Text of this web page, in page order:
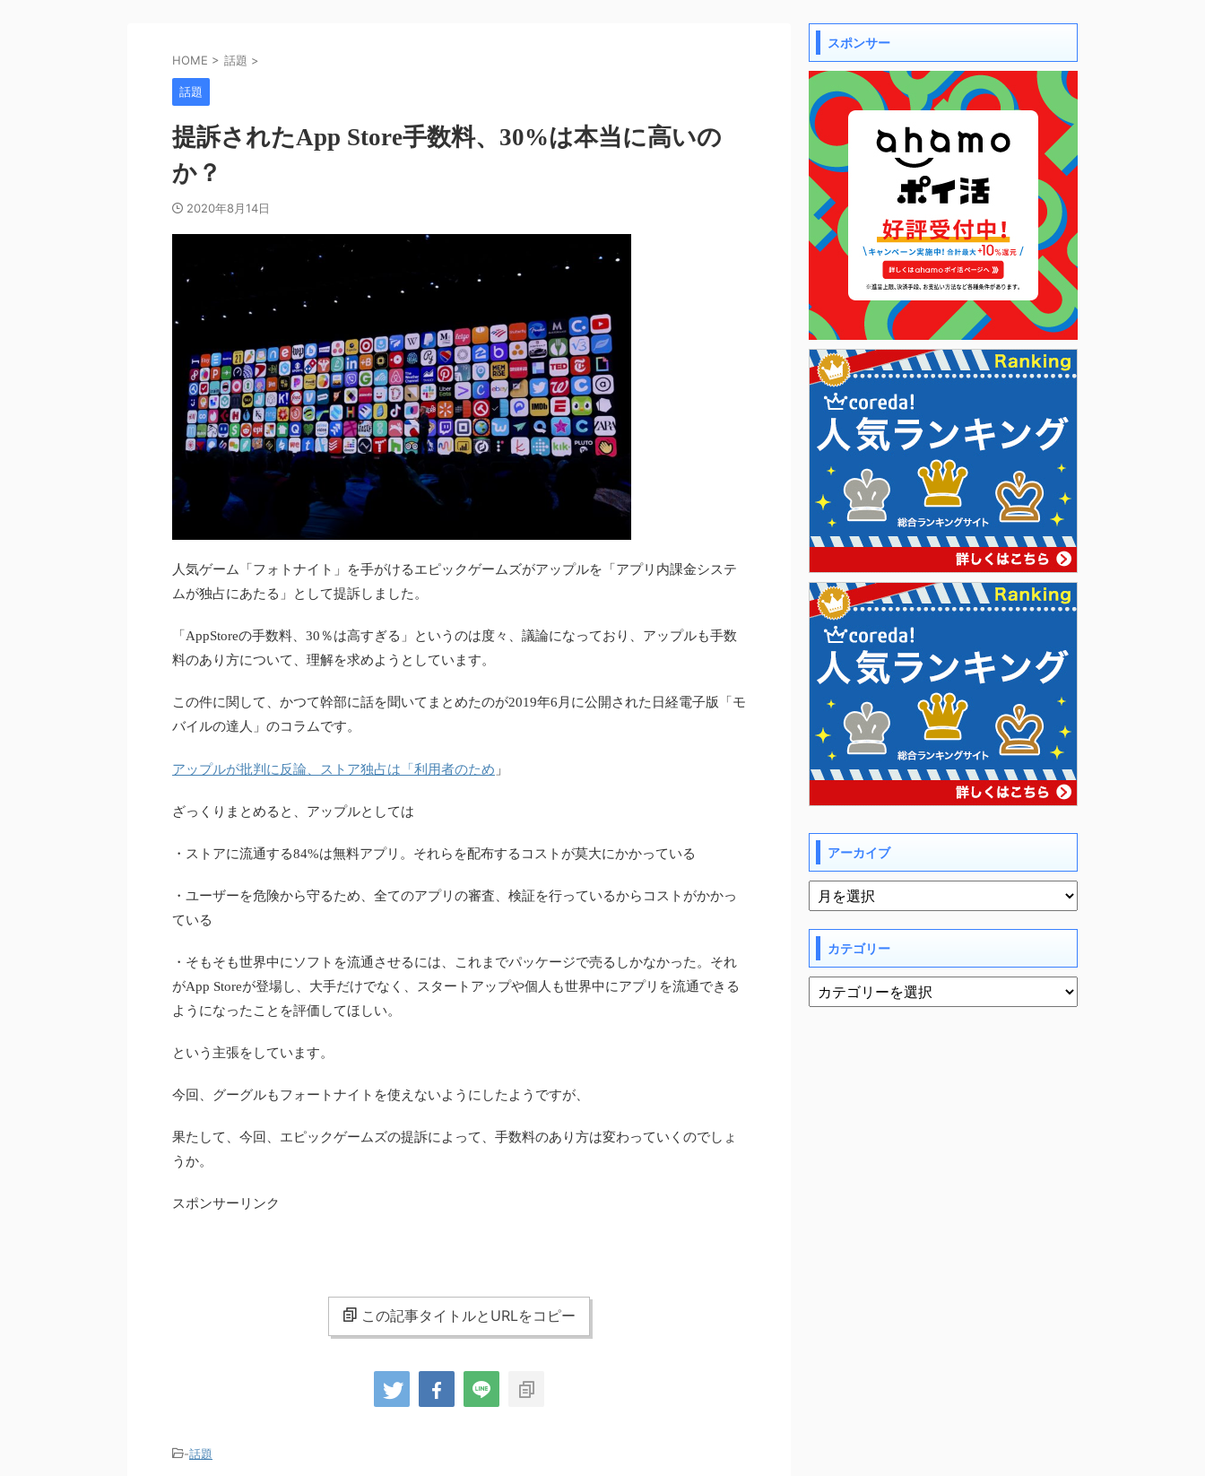
HOME > 話題 >
話題
提訴されたApp Store手数料、30%は本当に高いの
か？
2020年8月14日
人気ゲーム「フォトナイト」を手がけるエピックゲームズがアップルを「アプリ内課金システ
ムが独占にあたる」として提訴しました。
「AppStoreの手数料、30％は高すぎる」というのは度々、議論になっており、アップルも手数
料のあり方について、理解を求めようとしています。
この件に関して、かつて幹部に話を聞いてまとめたのが2019年6月に公開された日経電子版「モ
バイルの達人」のコラムです。
アップルが批判に反論、ストア独占は「利用者のため 」
ざっくりまとめると、アップルとしては
・ストアに流通する84%は無料アプリ。それらを配布するコストが莫大にかかっている
・ユーザーを危険から守るため、全てのアプリの審査、検証を行っているからコストがかかっ
ている
・そもそも世界中にソフトを流通させるには、これまでパッケージで売るしかなかった。それ
がApp Storeが登場し、大手だけでなく、スタートアップや個人も世界中にアプリを流通できる
ようになったことを評価してほしい。
という主張をしています。
今回、グーグルもフォートナイトを使えないようにしたようですが、
果たして、今回、エピックゲームズの提訴によって、手数料のあり方は変わっていくのでしょ
うか。
スポンサーリンク
この記事タイトルとURLをコピー
-話題
スポンサー
アーカイブ
カテゴリー